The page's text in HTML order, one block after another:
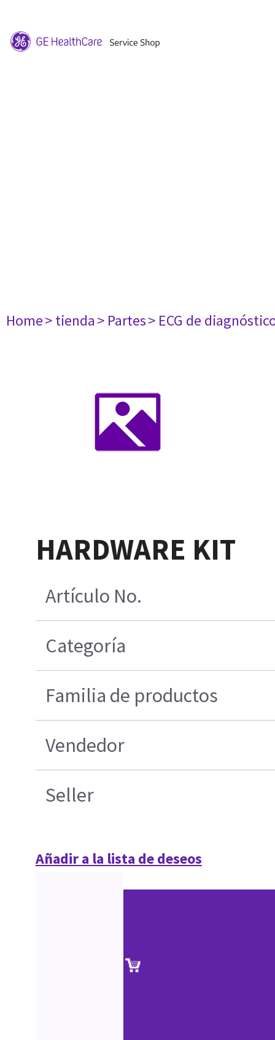
Home> tienda> Partes> ECG de
HARDWARE KIT
Artículo No.
Categoría
Familia de productos
Vendedor
Seller
Añadir a la lista de deseos